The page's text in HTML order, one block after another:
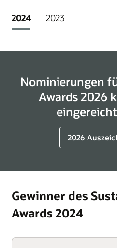
2024 2023
Nominierungen
Awards 2026
2026
Gewinner des
Awards 2024